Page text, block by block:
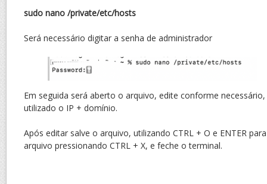
sudo nano /private/etc/hosts
Será necessário digitar a senha de administrador
Em seguida será aberto o arquivo, edite conforme
utilizado o IP + domínio.
Após editar salve o arquivo, utilizando CTRL + O e ENTER
arquivo pressionando CTRL + X, e feche o terminal.